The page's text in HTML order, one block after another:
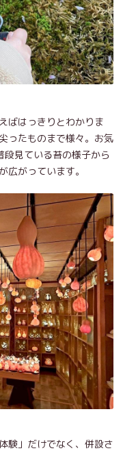
ばはっきりとわかりま
ったものまで様々。お気
見ている苔の様子から
広がっています。
験」だけでなく、併設さ